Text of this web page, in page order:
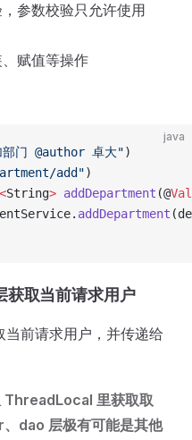
参数校验只允许使用
赋值等操作
java
部门 @author 卓大")
add ")
<String> addDepartment (@
. addDepartment (
获取当前请求用户
当前请求用户，并传递给
ThreadLocal 里获取取
dao 层极有可能是其他